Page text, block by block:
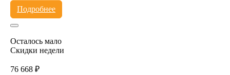
Подробнее
Осталось мало
Скидки недели
76 668 ₽